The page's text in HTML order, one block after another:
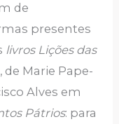
de
presentes
livros Lições das
de Marie Pape-
Alves em
Pátrios: para